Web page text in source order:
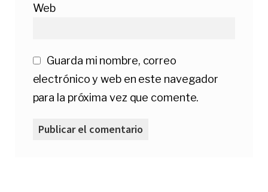
Web
Guarda mi nombre, correo
electrónico y web en este navegador
para la próxima vez que comente.